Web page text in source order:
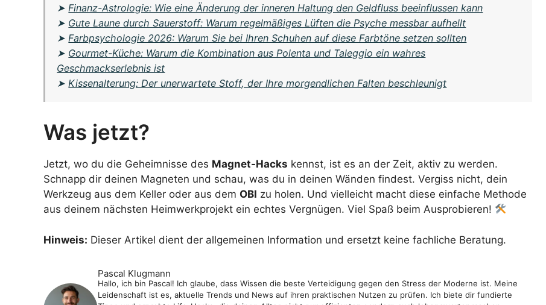
➤Finanz-Astrologie: Wie eine Änderung der inneren Haltung den Geldfluss beeinflussen kann
➤ Gute Laune durch Sauerstoff: Warum regelmäßiges Lüften die Psyche messbar aufhellt
➤Farbpsychologie 2026: Warum Sie bei Ihren Schuhen auf diese Farbtöne setzen sollten
➤ Gourmet-Küche: Warum die Kombination aus Polenta und Taleggio ein wahres
Geschmackserlebnis ist
➤Kissenalterung: Der unerwartete Stoff, der Ihre morgendlichen Falten beschleunigt
Was jetzt?
Jetzt, wo du die Geheimnisse des Magnet-Hacks kennst, ist es an der Zeit, aktiv zu werden.
Schnapp dir deinen Magneten und schau, was du in deinen Wänden findest. Vergiss nicht, dein
Werkzeug aus dem Keller oder aus dem OBI zu holen. Und vielleicht macht diese einfache Methode
aus deinem nächsten Heimwerkprojekt ein echtes Vergnügen. Viel Spaß beim Ausprobieren!
Hinweis: Dieser Artikel dient der allgemeinen Information und ersetzt keine fachliche Beratung.
Pascal Klugmann
Hallo, ich bin Pascal! Ich glaube, dass Wissen die beste Verteidigung gegen den Stress der Moderne ist. Meine
Leidenschaft ist es, aktuelle Trends und News auf ihren praktischen Nutzen zu prüfen. Ich biete dir fundierte